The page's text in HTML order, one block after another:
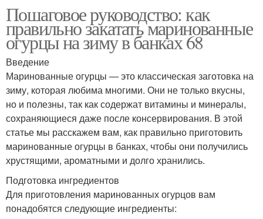
Пошаговое руководство: как
правильно закатать маринованные
огурцы на зиму в банках 68
Введение
Маринованные огурцы — это классическая заготовка на
зиму, которая любима многими. Они не только вкусны,
но и полезны, так как содержат витамины и минералы,
сохраняющиеся даже после консервирования. В этой
статье мы расскажем вам, как правильно приготовить
маринованные огурцы в банках, чтобы они получились
хрустящими, ароматными и долго хранились.
Подготовка ингредиентов
Для приготовления маринованных огурцов вам
понадобятся следующие ингредиенты: